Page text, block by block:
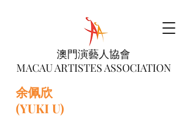
澳門演藝人協會
MACAU ARTISTES ASSOCIATION
余佩欣
(YUKI U)